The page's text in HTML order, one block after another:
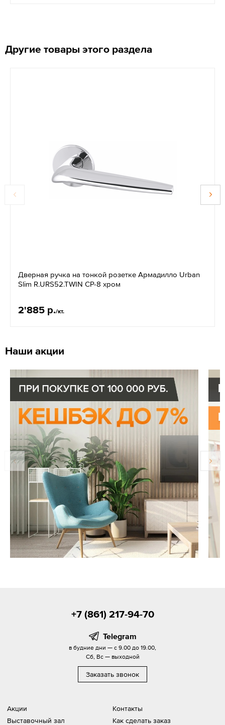
Другие товары этого раздела
Дверная ручка на тонкой розетке Армадилло Urban
Slim R.URS52.TWIN CP-8 хром
2'885 р./кт.
Наши акции
Акции
Выставочный зал
Контакты
Как сделать заказ
+7 (861) 217-94-70
Telegram
в будние дни — с 9.00 до 19.00,
Сб, Вс — выходной
Заказать звонок